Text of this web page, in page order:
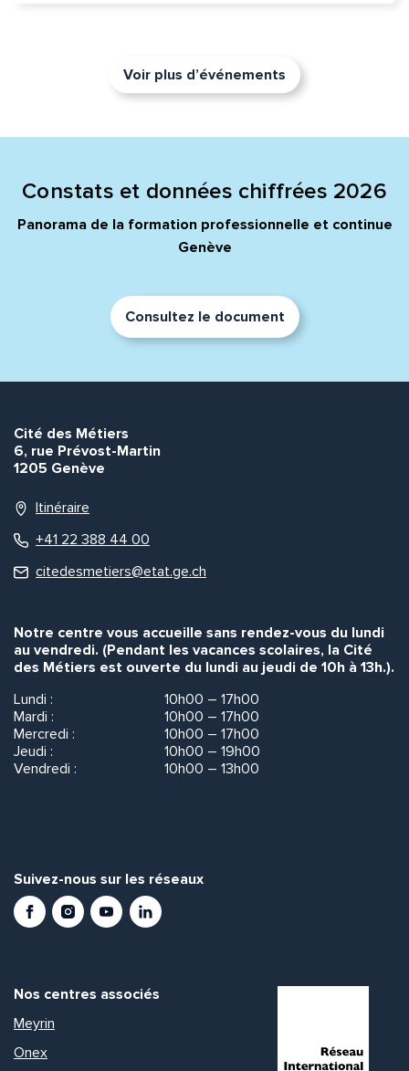
Voir plus d’événements
Constats et données chiffrées 2026
Panorama de la formation professionnelle et continue
Genève
Consultez le document
Cité des Métiers
6, rue Prévost-Martin
1205 Genève
Itinéraire
+41 22 388 44 00
citedesmetiers@etat.ge.ch
Notre centre vous accueille sans rendez-vous du lundi
au vendredi. (Pendant les vacances scolaires, la Cité
des Métiers est ouverte du lundi au jeudi de 10h à 13h.).
Lundi :
10h00 – 17h00
Mardi :
10h00 – 17h00
Mercredi :
10h00 – 17h00
Jeudi :
10h00 – 19h00
Vendredi :
10h00 – 13h00
Suivez-nous sur les réseaux
FacebookInstagramYoutubeLinkedIn
Nos centres associés
Meyrin
Onex